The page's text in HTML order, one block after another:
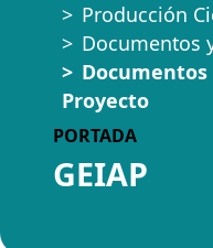
Producción
Documentos
Documentos
Proyecto
PORTADA
GEIAP